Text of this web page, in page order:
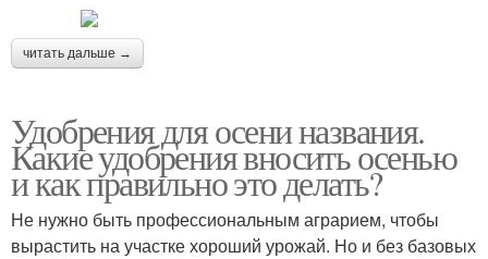
читать дальше →
Удобрения для осени названия.
Какие удобрения вносить осенью
и как правильно это делать?
Не нужно быть профессиональным аграрием, чтобы
вырастить на участке хороший урожай. Но и без базовых